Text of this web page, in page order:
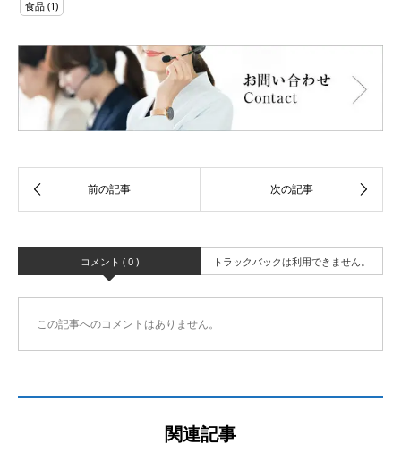
食品 (1)
コメント ( 0 ) トラックバックは利用できません。
この記事へのコメントはありません。
関連記事